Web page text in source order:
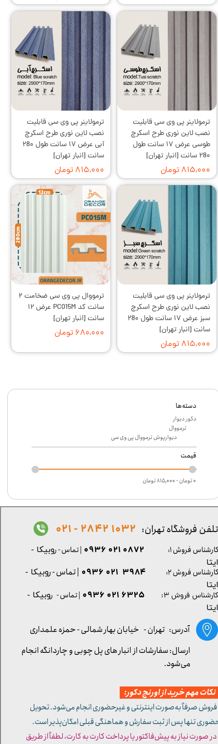
دسته‌ها
دکور دیوار
ترمووال
دیوارپوش ترمووال پی وی سی
قیمت
۰ تومان - ۸۱۵,۰۰۰ تومان
ترمولاینر پی وی سی قابلیت
نصب لاین نوری طرح اسکرچ
طوسی عرض ۱۷ سانت طول
۲8۰ سانت [انبار تهران]
۸۱۵,۰۰۰ تومان
ترمولاینر پی وی سی قابلیت
نصب لاین نوری طرح اسکرچ
آبی عرض ۱۷ سانت طول ۲8۰
سانت [انبار تهران]
۸۱۵,۰۰۰ تومان
ترمولاینر پی وی سی قابلیت
نصب لاین نوری طرح اسکرچ
سبز عرض ۱۷ سانت طول ۲8۰
سانت [انبار تهران]
۸۱۵,۰۰۰ تومان
ترمووال پی وی سی ضخامت ۲
سانت کد PC015M عرض ۱۲
سانت [انبار تهران]
۶۸۰,۰۰۰ تومان
کارشناس فروش ۳: ۶۳۲۵ ۰۲۱ ۰۹۳۶ | تماس - روبیکا -
ایتا
آدرس: تهران - خیابان بهار شمالی - حمزه علمداری
تلفن فروشگاه تهران: 1032 2842 - 021
مهم خرید از اورنج دکور:
صرفاً به‌صورت اینترنتی و غیرحضوری انجام می‌شود. تحویل
تنها پس از ثبت سفارش و هماهنگی قبلی امکان‌پذیر است.
صورت نیاز به پیش‌فاکتور یا پرداخت کارت به کارت، لطفاً از طریق
کارشناس فروش ۱: 0872 021 0936 | تماس - روبیکا -
ایتا
کارشناس فروش ۲:
۳۹۸۴ ۰۲۱ ۰۹۳۶ | تماس - روبیکا -
ایتا
ارسال: سفارشات از انبار های پل چوبی و چاردانگه انجام
می‌شود.